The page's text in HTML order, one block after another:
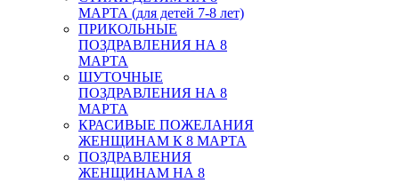
МАРТА (для детей 7-8 лет)
ПРИКОЛЬНЫЕ
ПОЗДРАВЛЕНИЯ НА 8
МАРТА
ШУТОЧНЫЕ
ПОЗДРАВЛЕНИЯ НА 8
МАРТА
КРАСИВЫЕ ПОЖЕЛАНИЯ
ЖЕНЩИНАМ К 8 МАРТА
ПОЗДРАВЛЕНИЯ
ЖЕНЩИНАМ НА 8